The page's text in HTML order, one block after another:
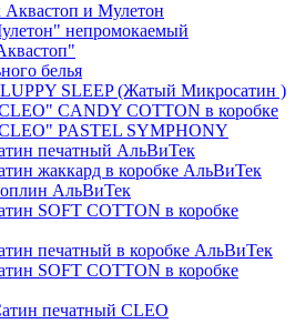
и Мулетон
непромокаемый
белья
SLEEP (Жатый Микросатин )
CANDY COTTON в коробке
PASTEL SYMPHONY
печатный АльВиТек
жаккард в коробке АльВиТек
АльВиТек
SOFT COTTON в коробке
печатный в коробке АльВиТек
SOFT COTTON в коробке
печатный CLEO